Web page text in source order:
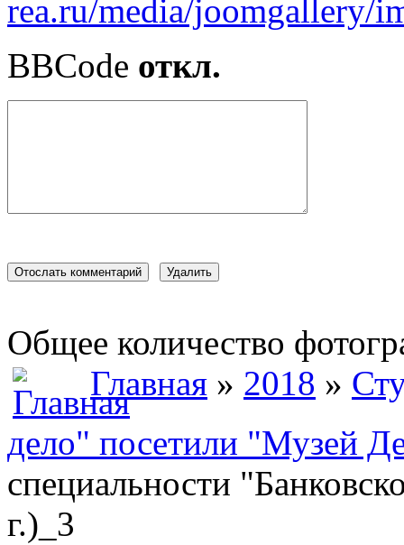
BBCode откл.
Общее количество
Главная » 2018 »
дело" посетили "Музей
специальности
г.)_3